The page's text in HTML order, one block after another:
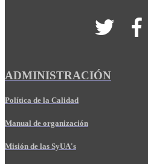
ADMINISTRACIÓN
Política de la Calidad
Manual de organización
Misión de las SyUA's